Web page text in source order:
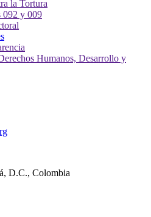
D.C., Colombia